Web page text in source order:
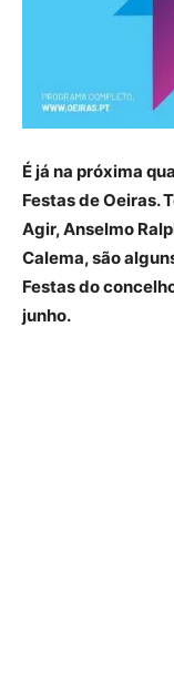
É já na próxima
Festas de Oeiras.
Agir, Anselmo
Calema, são
Festas do
junho.